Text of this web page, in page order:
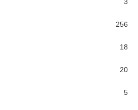
256
18
20
5